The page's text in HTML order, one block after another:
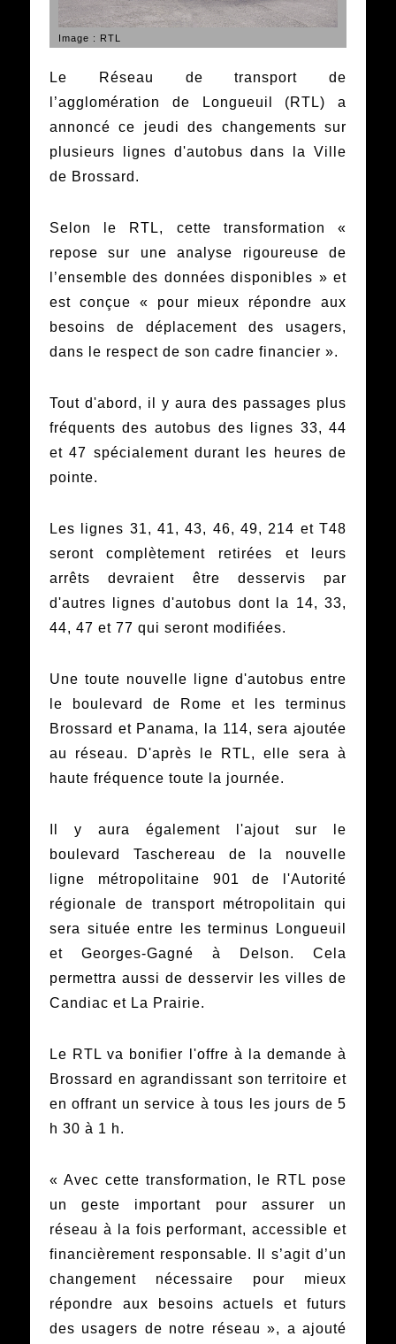
Image : RTL
Le Réseau de transport de
l’agglomération de Longueuil (RTL) a
annoncé ce jeudi des changements sur
plusieurs lignes d'autobus dans la Ville
de Brossard.
Selon le RTL, cette transformation «
repose sur une analyse rigoureuse de
l’ensemble des données disponibles » et
est conçue « pour mieux répondre aux
besoins de déplacement des usagers,
dans le respect de son cadre financier ».
Tout d'abord, il y aura des passages plus
fréquents des autobus des lignes 33, 44
et 47 spécialement durant les heures de
pointe.
Les lignes 31, 41, 43, 46, 49, 214 et T48
seront complètement retirées et leurs
arrêts devraient être desservis par
d'autres lignes d'autobus dont la 14, 33,
44, 47 et 77 qui seront modifiées.
Une toute nouvelle ligne d'autobus entre
le boulevard de Rome et les terminus
Brossard et Panama, la 114, sera ajoutée
au réseau. D'après le RTL, elle sera à
haute fréquence toute la journée.
Il y aura également l'ajout sur le
boulevard Taschereau de la nouvelle
ligne métropolitaine 901 de l'Autorité
régionale de transport métropolitain qui
sera située entre les terminus Longueuil
et Georges-Gagné à Delson. Cela
permettra aussi de desservir les villes de
Candiac et La Prairie.
Le RTL va bonifier l'offre à la demande à
Brossard en agrandissant son territoire et
en offrant un service à tous les jours de 5
h 30 à 1 h.
« Avec cette transformation, le RTL pose
un geste important pour assurer un
réseau à la fois performant, accessible et
financièrement responsable. Il s’agit d’un
changement nécessaire pour mieux
répondre aux besoins actuels et futurs
des usagers de notre réseau », a ajouté